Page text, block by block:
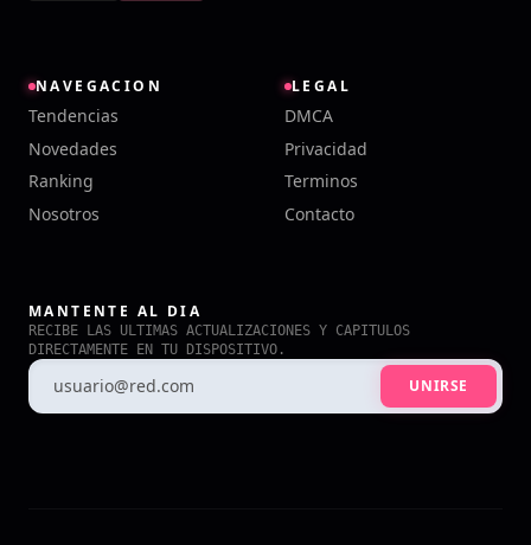
NAVEGACION
Tendencias
Novedades
Ranking
Nosotros
LEGAL
DMCA
Privacidad
Terminos
Contacto
MANTENTE AL DIA
RECIBE LAS ULTIMAS ACTUALIZACIONES Y CAPITULOS
DIRECTAMENTE EN TU DISPOSITIVO.
UNIRSE